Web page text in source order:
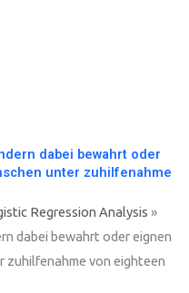
dabei bewahrt oder
unter zuhilfenahme
Regression Analysis »
dabei bewahrt oder eignen
zuhilfenahme von eighteen